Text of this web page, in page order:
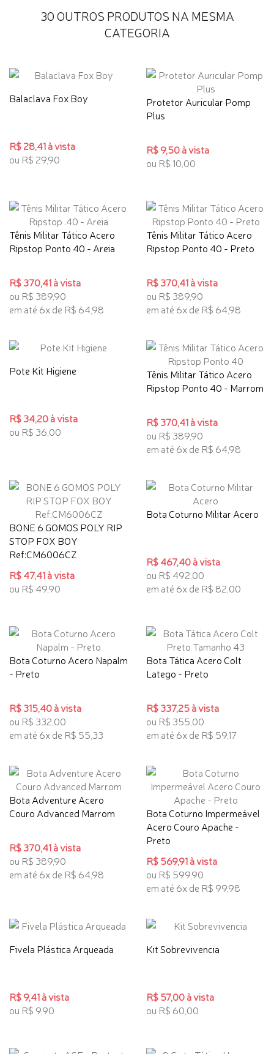
30 OUTROS PRODUTOS NA MESMA
CATEGORIA
Balaclava Fox Boy
R$ 28,41 à vista
ou R$ 29,90
Protetor Auricular Pomp
Plus
R$ 9,50 à vista
ou R$ 10,00
Tênis Militar Tático Acero
Ripstop Ponto 40 - Areia
R$ 370,41 à vista
ou R$ 389,90
em até 6x de R$ 64,98
Tênis Militar Tático Acero
Ripstop Ponto 40 - Preto
R$ 370,41 à vista
ou R$ 389,90
em até 6x de R$ 64,98
Pote Kit Higiene
R$ 34,20 à vista
ou R$ 36,00
Tênis Militar Tático Acero
Ripstop Ponto 40 - Marrom
R$ 370,41 à vista
ou R$ 389,90
em até 6x de R$ 64,98
BONE 6 GOMOS POLY RIP
STOP FOX BOY
Ref:CM6006CZ
R$ 47,41 à vista
ou R$ 49,90
Bota Coturno Militar Acero
R$ 467,40 à vista
ou R$ 492,00
em até 6x de R$ 82,00
Bota Coturno Acero Napalm
- Preto
R$ 315,40 à vista
ou R$ 332,00
em até 6x de R$ 55,33
Bota Tática Acero Colt
Latego - Preto
R$ 337,25 à vista
ou R$ 355,00
em até 6x de R$ 59,17
Bota Adventure Acero
Couro Advanced Marrom
R$ 370,41 à vista
ou R$ 389,90
em até 6x de R$ 64,98
Bota Coturno Impermeável
Acero Couro Apache -
Preto
R$ 569,91 à vista
ou R$ 599,90
em até 6x de R$ 99,98
Fivela Plástica Arqueada
R$ 9,41 à vista
ou R$ 9,90
Kit Sobrevivencia
R$ 57,00 à vista
ou R$ 60,00